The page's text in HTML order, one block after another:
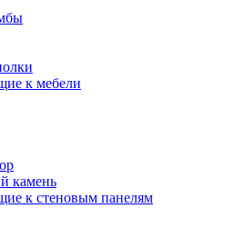
к мебели
камень
к стеновым панелям